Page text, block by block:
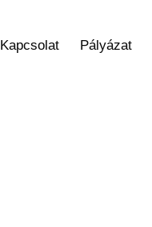
Kapcsolat Pályázat